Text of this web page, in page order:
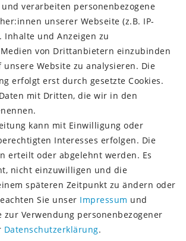
(Paypalservice)
verarbeiten personenbezogene
unserer Webseite (z.B. IP-
Inhalte und Anzeigen zu
von Drittanbietern einzubinden
Website zu analysieren. Die
erfolgt erst durch gesetzte Cookies.
mit Dritten, die wir in den
kann mit Einwilligung oder
Interesses erfolgen. Die
erteilt oder abgelehnt werden. Es
nicht einzuwilligen und die
späteren Zeitpunkt zu ändern oder
Sie unser Impressum und
zur Verwendung personenbezogener
Daten­schutz­erklärung.